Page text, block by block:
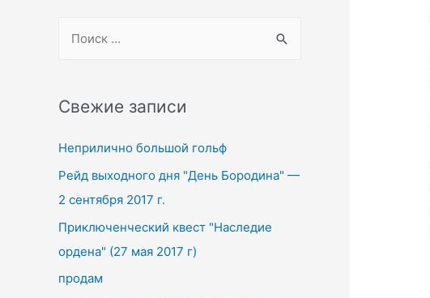
r
h
f
o
r
:
Свежие записи
Неприлично большой гольф
Рейд выходного дня "День Бородина" —
2 сентября 2017 г.
Приключенческий квест "Наследие
ордена" (27 мая 2017 г)
продам